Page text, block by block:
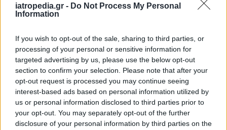
iatropedia.gr - Do Not Process My Personal
Information
If you wish to opt-out of the sale, sharing to third parties, or
processing of your personal or sensitive information for
targeted advertising by us, please use the below opt-out
section to confirm your selection. Please note that after your
opt-out request is processed you may continue seeing
interest-based ads based on personal information utilized by
us or personal information disclosed to third parties prior to
your opt-out. You may separately opt-out of the further
disclosure of your personal information by third parties on the
ΕΙΔΗΣΕΙΣ 07 Αυγούστου 2026
Άδωνις Γεωργιάδης από Γ.Ν. Ρόδου: Νέες προσλήψεις
και «πράσινο φως» για το Ακτινοθεραπευτικό
Κέντρο
ΥΓΕΙΑ 07 Αυγούστου 2026 17:01
Εξάνθημα μετά την πισίνα: Είναι αλλεργία ή